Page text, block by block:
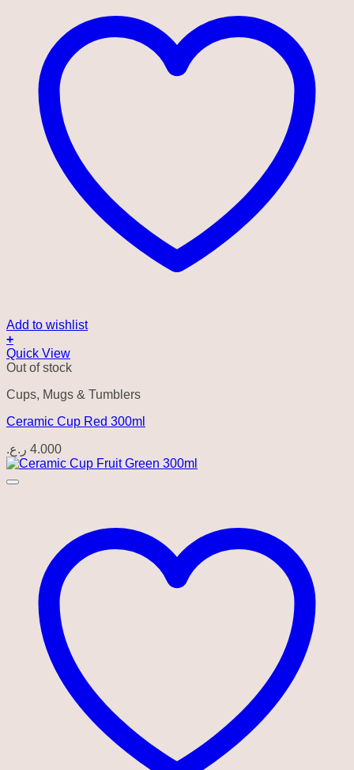
Add to wishlist
+
Quick View
Out of stock
Cups, Mugs & Tumblers
Ceramic Cup Red 300ml
4.000 ر.ع.